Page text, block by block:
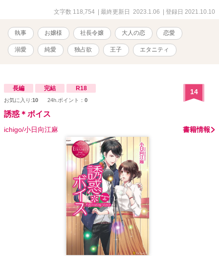
文字数 118,754 | 最終更新日 2023.1.06 | 登録日 2021.10.10
執事 お嬢様 社長令嬢 大人の恋 恋愛
溺愛 純愛 独占欲 王子 エタニティ
長編 完結 R18
お気に入り:10 24h.ポイント： 0
14
誘惑＊ボイス
ichigo/小日向江麻 書籍情報